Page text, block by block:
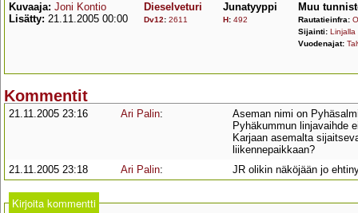
Kuvaaja: Joni Kontio
Lisätty: 21.11.2005 00:00
Dieselveturi
Dv12: 2611
Junatyyppi
H: 492
Muu
Rautatieinfra:
Sijainti: Linjalla
Vuodenajat:
Kommentit
21.11.2005 23:16 Ari Palin:
Aseman nimi on
Pyhäkummun linjavaihde
Karjaan asemalta
liikennepaikkaan?
21.11.2005 23:18
Ari Palin: JR olikin näköjään jo
Kirjoita kommentti